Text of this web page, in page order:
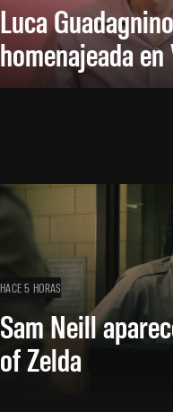
Luca
homenajeada
HACE 5 HORAS
Sam Neill
of Zelda